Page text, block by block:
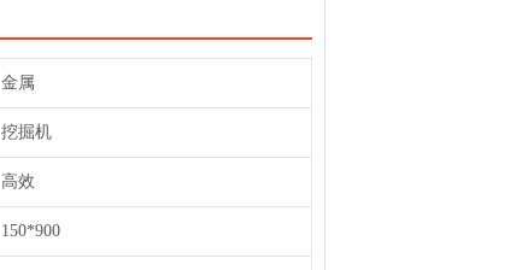
金属
挖掘机
高效
150*900